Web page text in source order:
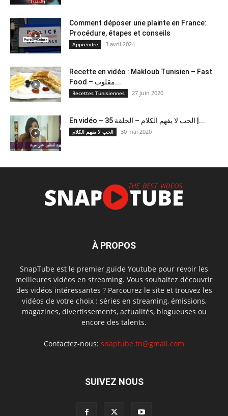
Comment déposer une plainte en France:
Procédure, étapes et conseils
Apprendre 3 avril 2024
Recette en vidéo : Makloub Tunisien – Fast
Food – مقلوب...
Recettes Tunisiennes 27 juin 2020
En vidéo – الحب لا يفهم الكلام – الحلقة 35 |...
الحب لا يفهم الكلام 30 mai 2020
À PROPOS
SnapTube est le premier guide Youtube pour revoir les
meilleures vidéos en streaming. Vous souhaitez découvrir
des vidéos intéressantes ? Parcourez le site et trouvez les
vidéos de votre choix : séries en streaming, émissions,
magazines, divertissements, actualités, blogueuses ou
encore des talents.
Contactez-nous: snaptube.tn@gmail.com
SUIVEZ NOUS